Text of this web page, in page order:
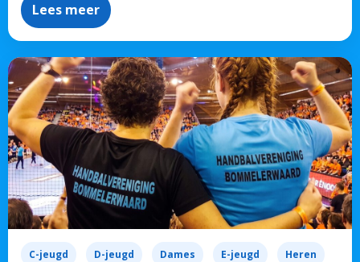
Lees meer
C-jeugd D-jeugd Dames E-jeugd Heren